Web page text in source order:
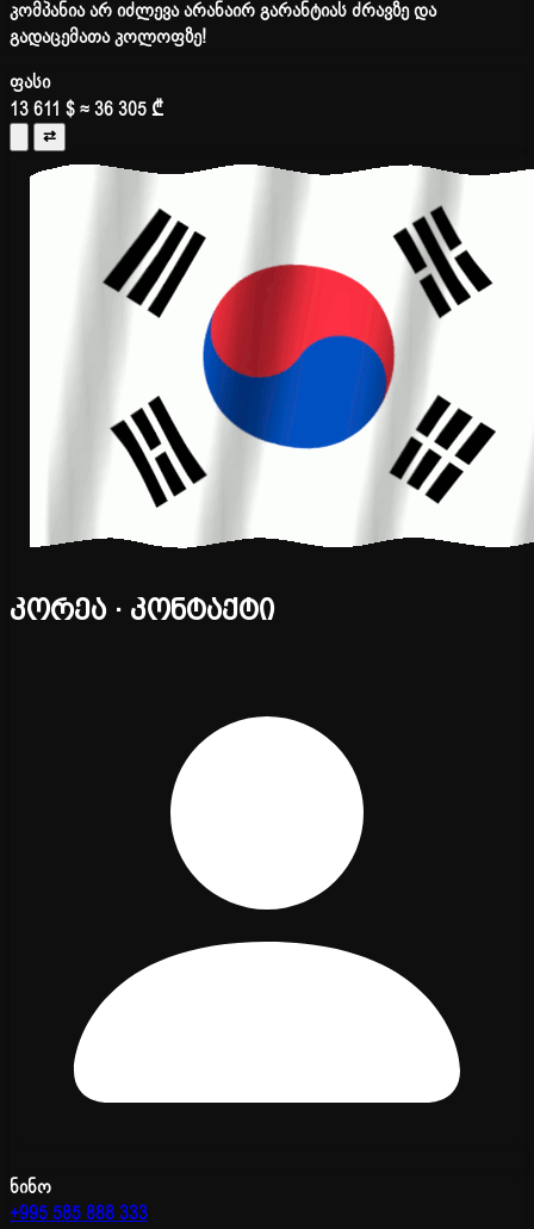
კომპანია არ იძლევა არანაირ გარანტიას ძრავზე და
გადაცემათა კოლოფზე!
ფასი
13 611 $≈ 36 305 ₾
⇄
კორეა · კონტაქტი
ნინო
+995 585 888 333